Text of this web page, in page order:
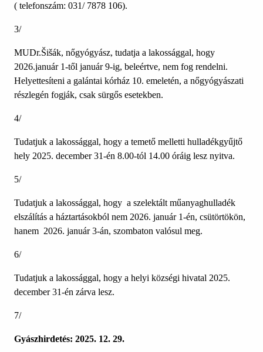
( telefonszám: 031/ 7878 106).
3/
MUDr.Šišák, nőgyógyász, tudatja a lakossággal, hogy
2026.január 1-től január 9-ig, beleértve, nem fog rendelni.
Helyettesíteni a galántai kórház 10. emeletén, a nőgyógyászati
részlegén fogják, csak sürgős esetekben.
4/
Tudatjuk a lakossággal, hogy a temető melletti hulladékgyűjtő
hely 2025. december 31-én 8.00-tól 14.00 óráig lesz nyitva.
5/
Tudatjuk a lakossággal, hogy a szelektált műanyaghulladék
elszálítás a háztartásokból nem 2026. január 1-én, csütörtökön,
hanem 2026. január 3-án, szombaton valósul meg.
6/
Tudatjuk a lakossággal, hogy a helyi községi hivatal 2025.
december 31-én zárva lesz.
7/
Gyászhirdetés: 2025. 12. 29.